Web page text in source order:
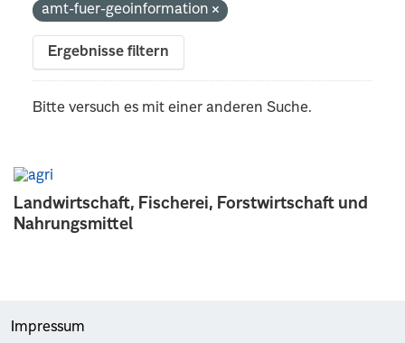
Landwirtschaft, Fischerei, Forstwirtschaft und
Nahrungsmittel
amt-fuer-geoinformation
Ergebnisse filtern
Bitte versuch es mit einer anderen Suche.
Impressum